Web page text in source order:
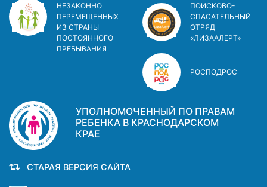
НЕЗАКОННО
ПЕРЕМЕЩЕННЫХ
ИЗ СТРАНЫ
ПОСТОЯННОГО
ПРЕБЫВАНИЯ
ПОИСКОВО-
СПАСАТЕЛЬНЫЙ
ОТРЯД
«ЛИЗААЛЕРТ»
РОСПОДРОС
УПОЛНОМОЧЕННЫЙ ПО ПРАВАМ
РЕБЕНКА В КРАСНОДАРСКОМ
КРАЕ
СТАРАЯ ВЕРСИЯ САЙТА